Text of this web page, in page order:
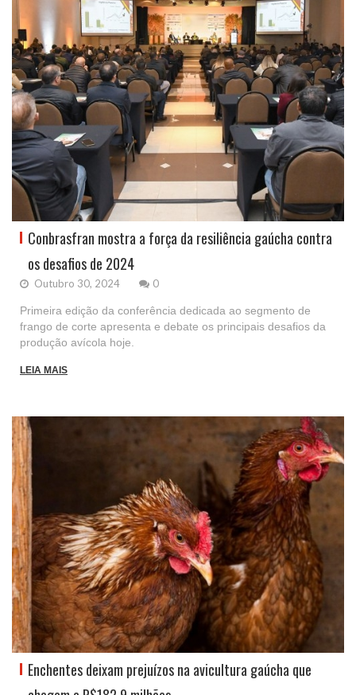
Conbrasfran mostra a força da resiliência gaúcha contra
os desafios de 2024
Outubro 30, 2024 0
Primeira edição da conferência dedicada ao segmento de
frango de corte apresenta e debate os principais desafios da
produção avícola hoje.
LEIA MAIS
Enchentes deixam prejuízos na avicultura gaúcha que